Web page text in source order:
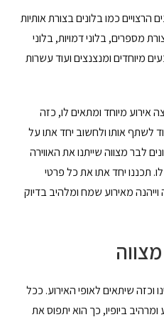
הרצויים כמו בלונים בצורת אותיות
מספרים, בלוני דמויות, בלוני
מיוחדים ומנצנצים ועוד עשרות
אירוע מיוחד ומתאים לו, כזה
לשתף אותו ולחשוב יחד אתו על
לבר מצווה שייתנו את האווירה
תכננו יחד אתו את כל פרטי
מאירוע שמח ומלהיב בדיוק
וכזה שיתאים לאופי האירוע. ככל
ביופיו, כך הוא יתפוס את